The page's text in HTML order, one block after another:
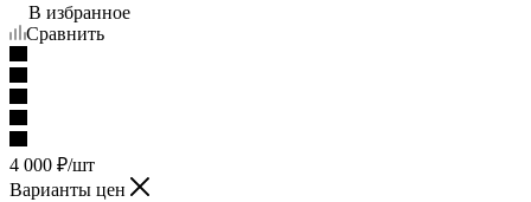
В избранное
Сравнить
4 000 ₽/шт
Варианты цен